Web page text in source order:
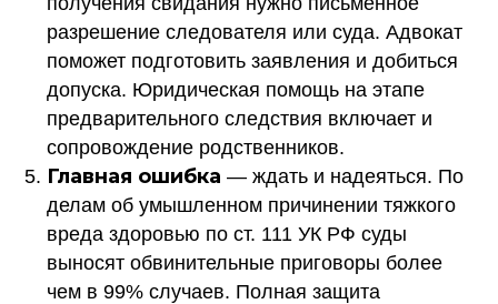
разрешение следователя или суда. Адвокат
поможет подготовить заявления и добиться
допуска. Юридическая помощь на этапе
предварительного следствия включает и
сопровождение родственников.
Главная ошибка — ждать и надеяться. По
делам об умышленном причинении тяжкого
вреда здоровью по ст. 111 УК РФ суды
выносят обвинительные приговоры более
чем в 99% случаев. Полная защита